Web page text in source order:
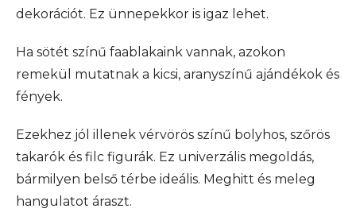
dekorációt. Ez ünnepekkor is igaz lehet.
Ha sötét színű faablakaink vannak, azokon
remekül mutatnak a kicsi, aranyszínű ajándékok és
fények.
Ezekhez jól illenek vérvörös színű bolyhos, szőrös
takarók és filc figurák. Ez univerzális megoldás,
bármilyen belső térbe ideális. Meghitt és meleg
hangulatot áraszt.